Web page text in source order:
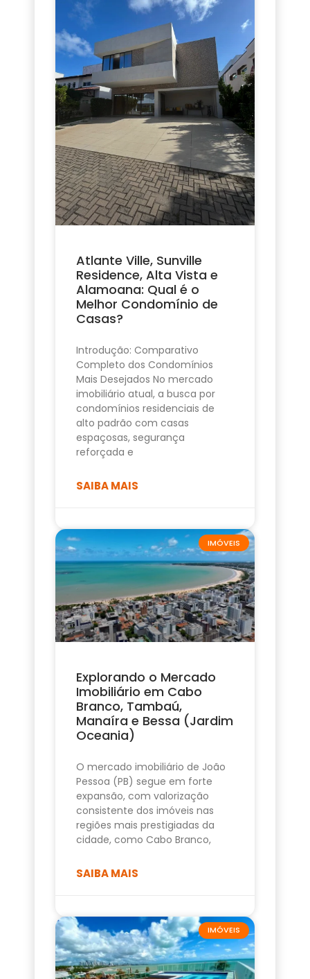
Atlante Ville, Sunville
Residence, Alta Vista e
Alamoana: Qual é o
Melhor Condomínio de
Casas?
Introdução: Comparativo
Completo dos Condomínios
Mais Desejados No mercado
imobiliário atual, a busca por
condomínios residenciais de
alto padrão com casas
espaçosas, segurança
reforçada e
SAIBA MAIS
IMÓVEIS
Explorando o Mercado
Imobiliário em Cabo
Branco, Tambaú,
Manaíra e Bessa (Jardim
Oceania)
O mercado imobiliário de João
Pessoa (PB) segue em forte
expansão, com valorização
consistente dos imóveis nas
regiões mais prestigiadas da
cidade, como Cabo Branco,
SAIBA MAIS
IMÓVEIS